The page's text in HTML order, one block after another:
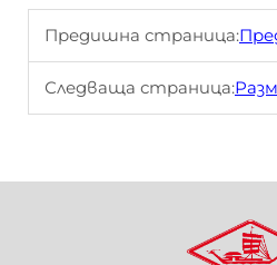
Предишна страница:
Следваща страница:Размери на